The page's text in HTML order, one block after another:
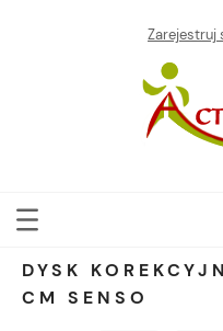
Zarejestruj
DYSK
CM SENSO